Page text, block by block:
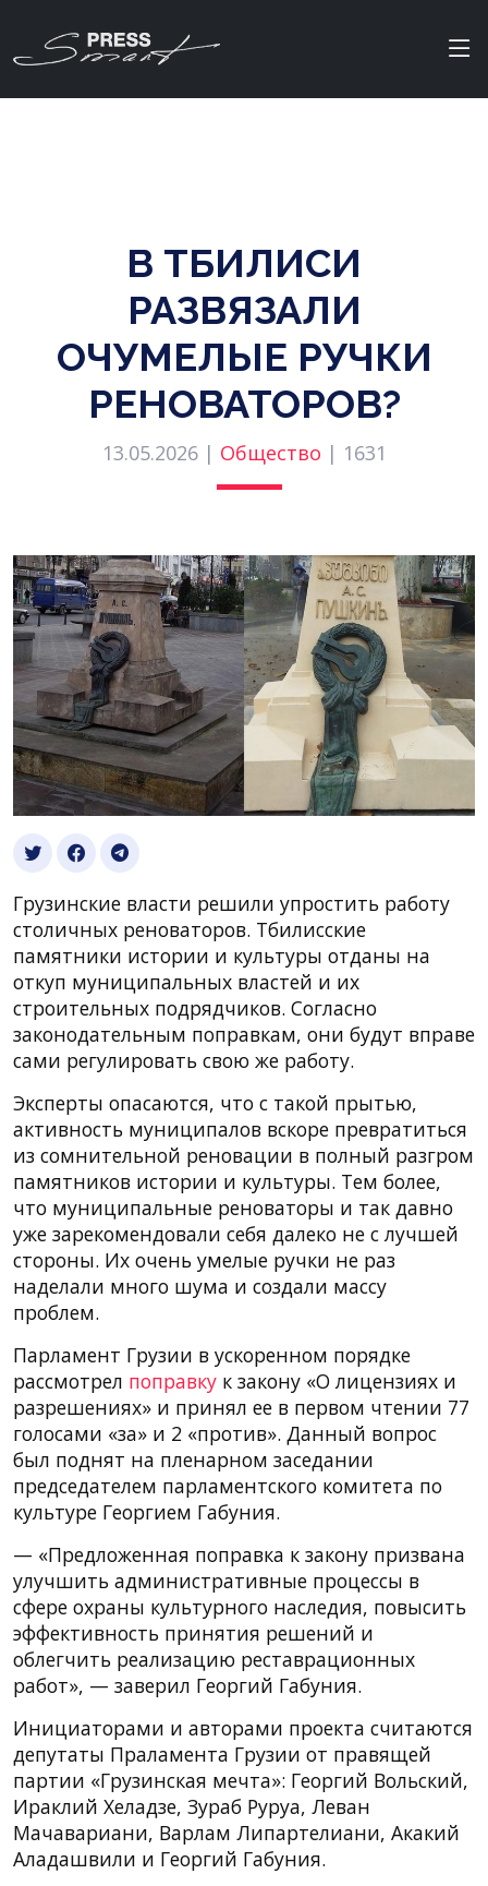
В ТБИЛИСИ
РАЗВЯЗАЛИ
ОЧУМЕЛЫЕ РУЧКИ
РЕНОВАТОРОВ?
13.05.2026 | Общество | 1631
Грузинские власти решили упростить работу
столичных реноваторов. Тбилисские
памятники истории и культуры отданы на
откуп муниципальных властей и их
строительных подрядчиков. Согласно
законодательным поправкам, они будут вправе
сами регулировать свою же работу.
Эксперты опасаются, что с такой прытью,
активность муниципалов вскоре превратиться
из сомнительной реновации в полный разгром
памятников истории и культуры. Тем более,
что муниципальные реноваторы и так давно
уже зарекомендовали себя далеко не с лучшей
стороны. Их очень умелые ручки не раз
наделали много шума и создали массу
проблем.
Парламент Грузии в ускоренном порядке
рассмотрел поправку к закону «О лицензиях и
разрешениях» и принял ее в первом чтении 77
голосами «за» и 2 «против». Данный вопрос
был поднят на пленарном заседании
председателем парламентского комитета по
культуре Георгием Габуния.
— «Предложенная поправка к закону призвана
улучшить административные процессы в
сфере охраны культурного наследия, повысить
эффективность принятия решений и
облегчить реализацию реставрационных
работ», — заверил Георгий Габуния.
Инициаторами и авторами проекта считаются
депутаты Праламента Грузии от правящей
партии «Грузинская мечта»: Георгий Вольский,
Ираклий Хеладзе, Зураб Руруа, Леван
Мачавариани, Варлам Липартелиани, Акакий
Аладашвили и Георгий Габуния.